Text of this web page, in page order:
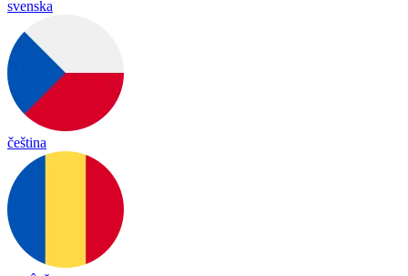
svenska
čeština